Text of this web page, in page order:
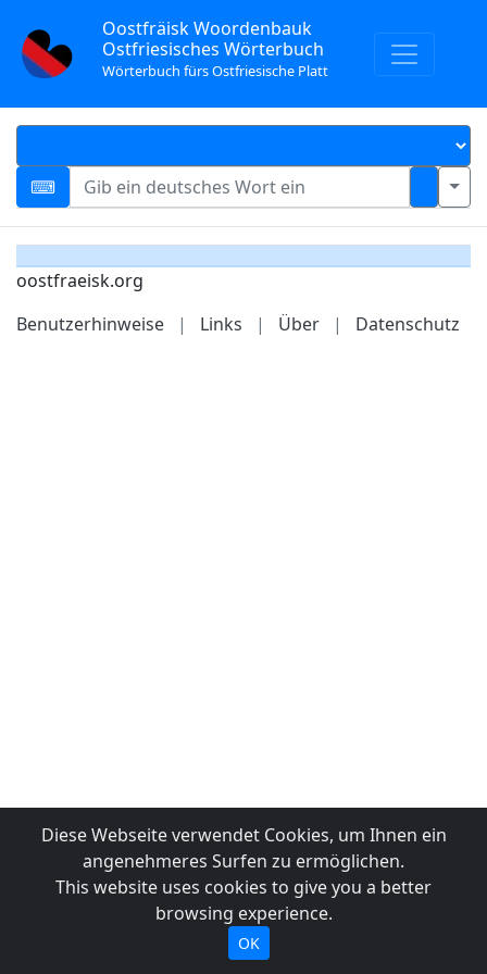
Oostfräisk Woordenbauk
Ostfriesisches Wörterbuch
Wörterbuch fürs Ostfriesische Platt
oostfraeisk.org
Benutzerhinweise
| Links | Über | Datenschutz
Diese Webseite verwendet Cookies, um Ihnen ein
angenehmeres Surfen zu ermöglichen.
This website uses cookies to give you a better
browsing experience.
OK